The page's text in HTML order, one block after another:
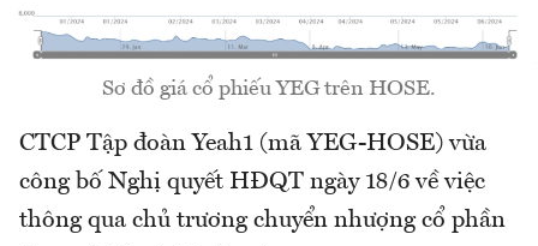
Sơ đồ giá cổ phiếu YEG trên HOSE.
CTCP Tập đoàn Yeah1 (mã YEG-HOSE) vừa
công bố Nghị quyết HĐQT ngày 18/6 về việc
thông qua chủ trương chuyển nhượng cổ phần